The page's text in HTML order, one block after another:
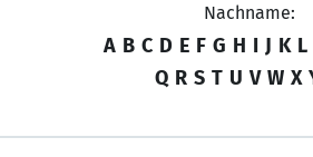
Nachname:
A B C D E F G H I J K L
Q R S T U V W X